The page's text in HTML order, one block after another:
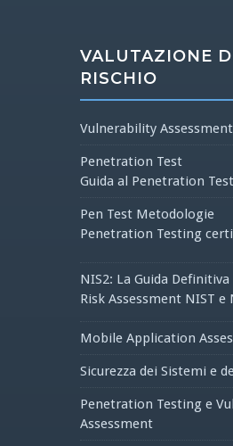
VALUTAZIONE
RISCHIO
Vulnerability Assessment
Penetration Test
Guida al Penetration Test
Pen Test Metodologie
Penetration Testing
NIS2: La Guida Definitiva
Risk Assessment NIST e
Mobile Application
Sicurezza dei Sistemi e
Penetration Testing e
Assessment